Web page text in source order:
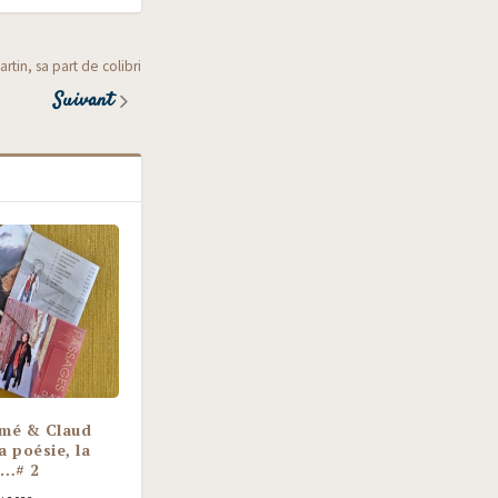
sa part de colibri
Suivant
& Claud
poésie, la
2